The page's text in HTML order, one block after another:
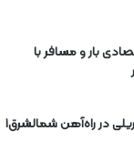
بار و مسافر با
در راه‌آهن شمالشرق۱